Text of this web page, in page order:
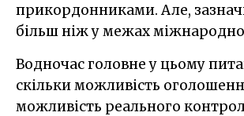
прикордонниками. Але,
більш ніж у межах
Водночас головне у цьому
скільки можливість
можливість реального